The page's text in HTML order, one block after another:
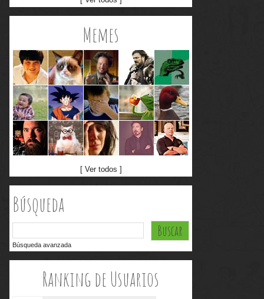
Memes
[ Ver todos ]
Búsqueda
Búsqueda avanzada
Ranking de Usuarios